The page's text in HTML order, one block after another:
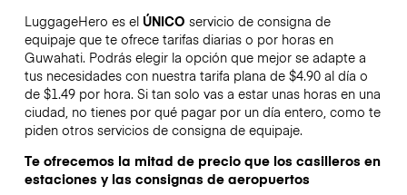
LuggageHero es el ÚNICO servicio de consigna de
equipaje que te ofrece tarifas diarias o por horas en
Guwahati. Podrás elegir la opción que mejor se adapte a
tus necesidades con nuestra tarifa plana de $4.90 al día o
de $1.49 por hora. Si tan solo vas a estar unas horas en una
ciudad, no tienes por qué pagar por un día entero, como te
piden otros servicios de consigna de equipaje.
Te ofrecemos la mitad de precio que los casilleros en
estaciones y las consignas de aeropuertos